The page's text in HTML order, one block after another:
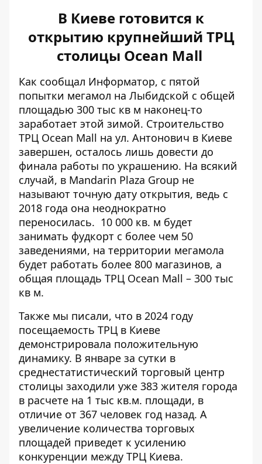
В Киеве готовится к
открытию крупнейший ТРЦ
столицы Ocean Mall
Как сообщал Информатор, с пятой
попытки мегамол на Лыбидской с общей
площадью 300 тыс кв м наконец-то
заработает этой зимой. Строительство
ТРЦ Ocean Mall на ул. Антонович в Киеве
завершен, осталось лишь довести до
финала работы по украшению. На всякий
случай, в Mandarin Plaza Group не
называют точную дату открытия, ведь с
2018 года она неоднократно
переносилась. 10 000 кв. м будет
занимать фудкорт с более чем 50
заведениями, на территории мегамола
будет работать более 800 магазинов, а
общая площадь ТРЦ Ocean Mall – 300 тыс
кв м.
Также мы писали, что в 2024 году
посещаемость ТРЦ в Киеве
демонстрировала положительную
динамику. В январе за сутки в
среднестатистический торговый центр
столицы заходили уже 383 жителя города
в расчете на 1 тыс кв.м. площади, в
отличие от 367 человек год назад. А
увеличение количества торговых
площадей приведет к усилению
конкуренции между ТРЦ Киева.